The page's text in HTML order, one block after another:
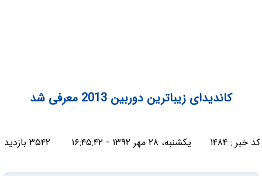
کاندیدای زیباترین دوربین 2013 معرفی شد
کد خبر : ۱۴۸۴ یکشنبه، ۲۸ مهر ۱۳۹۲ - ۱۶:۴۵:۴۲ ۳۵۴۲ بازدید